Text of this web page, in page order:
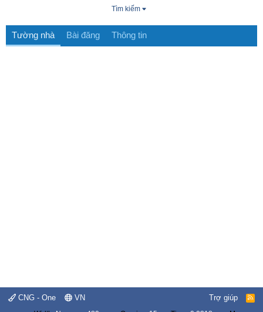
Tìm kiếm
Tường nhà Bài đăng Thông tin
CNG - One VN Trợ giúp
R